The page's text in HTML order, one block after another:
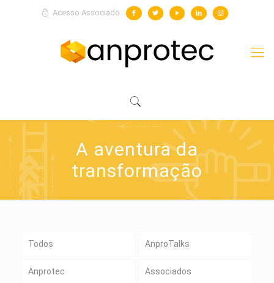
Acesso Associado
A aventura da
transformação
Todos AnproTalks
Anprotec Associados